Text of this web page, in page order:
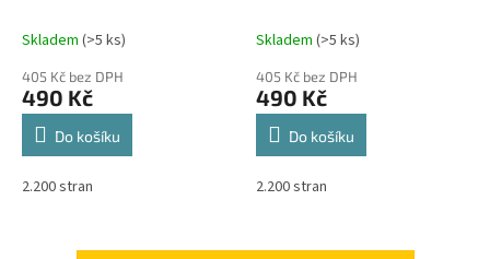
Skladem (>5 ks)
405 Kč bez DPH
490 Kč
Do košíku
2.200 stran
Skladem (>5 ks)
405 Kč bez DPH
490 Kč
Do košíku
2.200 stran